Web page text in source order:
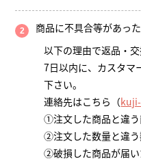
商品に不具合等があっ
以下の理由で返品・
7日以内に、カスタマ
下さい。
連絡先はこちら（
①注文した商品と違
②注文した数量と違
②破損した商品が届い